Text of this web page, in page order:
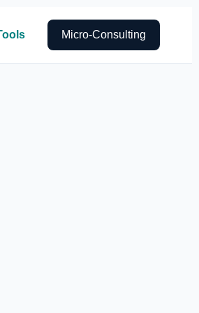
Micro-Consulting